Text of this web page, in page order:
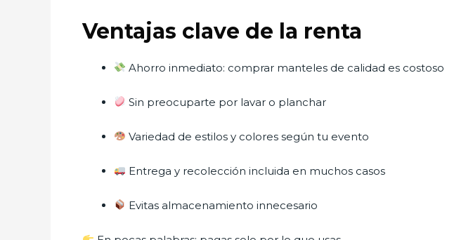
Ventajas clave de la renta
Ahorro inmediato: comprar manteles de calidad es costoso
Sin preocuparte por lavar o planchar
Variedad de estilos y colores según tu evento
Entrega y recolección incluida en muchos casos
Evitas almacenamiento innecesario